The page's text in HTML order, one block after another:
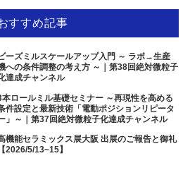
すすめ記事
ーズミルスケールアップ入門 ～ ラボ→生産
への条件調整の考え方 ～｜第38回絶対微粒子
達成チャンネル
本ロールミル基礎セミナー ～再現性を高める
件設定と最新技術「電動ポジションリピータ
」～｜第37回絶対微粒子化達成チャンネル
機能セラミックス展大阪 出展のご報告と御礼
【2026/5/13~15】